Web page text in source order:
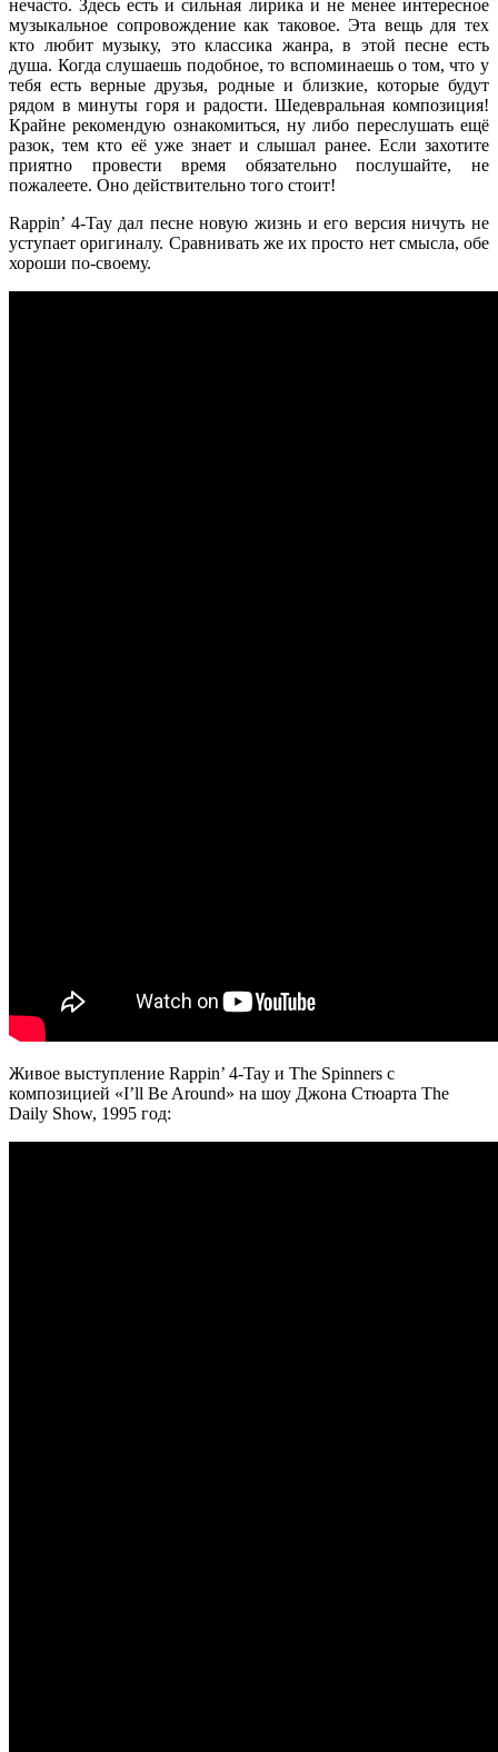
нечасто. Здесь есть и сильная лирика и не менее интересное
музыкальное сопровождение как таковое. Эта вещь для тех
кто любит музыку, это классика жанра, в этой песне есть
душа. Когда слушаешь подобное, то вспоминаешь о том, что у
тебя есть верные друзья, родные и близкие, которые будут
рядом в минуты горя и радости. Шедевральная композиция!
Крайне рекомендую ознакомиться, ну либо переслушать ещё
разок, тем кто её уже знает и слышал ранее. Если захотите
приятно провести время обязательно послушайте, не
пожалеете. Оно действительно того стоит!
Rappin’ 4-Tayдал песне новую жизнь и его версия ничуть не
уступает оригиналу. Сравнивать же их просто нет смысла, обе
хороши по-своему.
Живое выступление Rappin’ 4-Tay и The Spinners с
композицией «I’ll Be Around» на шоу Джона Стюарта The
Daily Show, 1995 год: